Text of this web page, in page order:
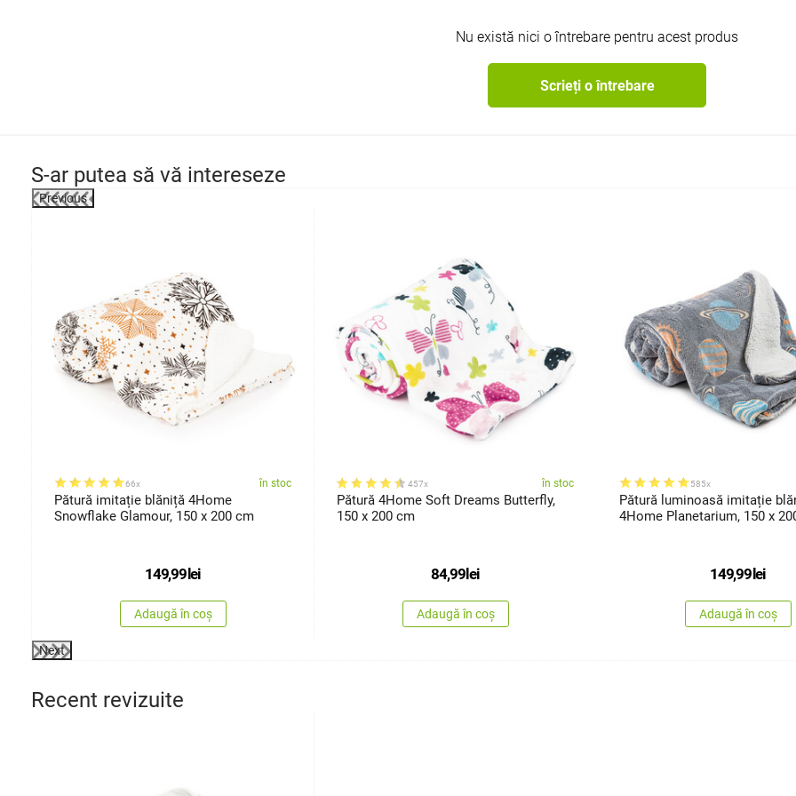
Nu există nici o întrebare pentru acest produs
Scrieți o întrebare
S-ar putea să vă intereseze
Previous
66x în stoc
Pătură imitație blăniță 4Home
Snowflake Glamour, 150 x 200 cm
149,99lei
Adaugă în coș
457x în stoc
Pătură 4Home Soft Dreams Butterfly,
150 x 200 cm
84,99lei
Adaugă în coș
585x
Pătură luminoasă imitație
4Home Planetarium, 150 x
149,99lei
Adaugă în coș
Next
Recent revizuite